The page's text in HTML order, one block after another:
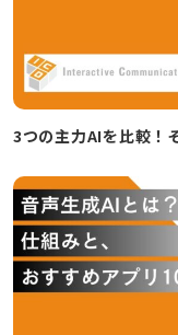
3つの主力AIを比較！